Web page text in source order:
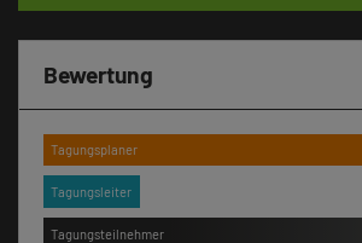
Bewertung
Tagungsplaner
Tagungsleiter
Tagungsteilnehmer